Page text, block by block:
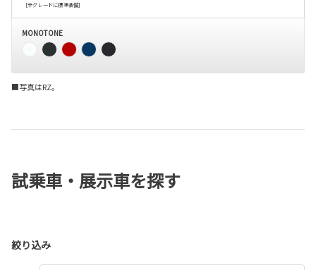
［全グレードに標準装備］
MONOTONE
■写真はRZ。
試乗車・展示車を探す
絞り込み